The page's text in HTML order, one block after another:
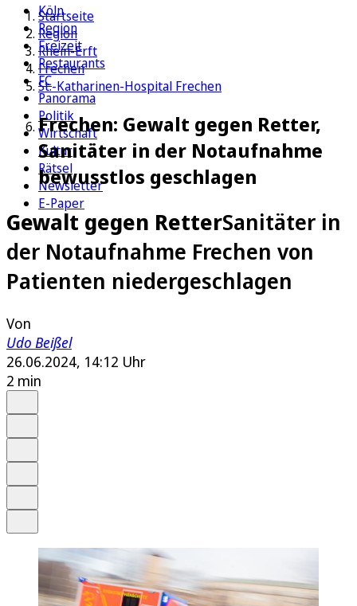
Köln
Region
Freizeit
Restaurants
FC
Panorama
Politik
Wirtschaft
Kultur
Rätsel
Newsletter
E-Paper
Startseite
Region
Rhein-Erft
Frechen
St.-Katharinen-Hospital Frechen
Frechen: Gewalt gegen Retter,
Sanitäter in der Notaufnahme
bewusstlos geschlagen
Gewalt gegen RetterSanitäter in
der Notaufnahme Frechen von
Patienten niedergeschlagen
Von
Udo Beißel
26.06.2024, 14:12 Uhr
2 min